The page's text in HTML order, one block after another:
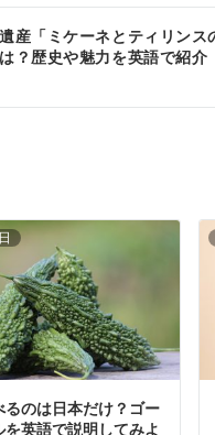
産「ミケーネとティリンス
？歴史や魅力を英語で紹介
るのは日本だけ？ゴー
を英語で説明してみよ